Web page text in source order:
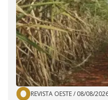
REVISTA OESTE/ 08/08/